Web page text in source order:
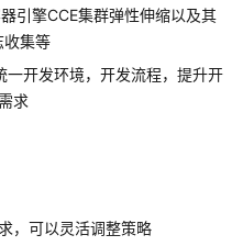
引擎CCE集群弹性伸缩以及其
收集等
开发环境，开发流程，提升开
求
，可以灵活调整策略